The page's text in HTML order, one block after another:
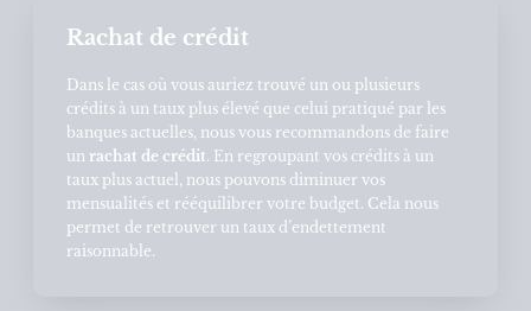
Rachat de crédit
Dans le cas où vous auriez trouvé un ou plusieurs
crédits à un taux plus élevé que celui pratiqué par les
banques actuelles, nous vous recommandons de faire
un rachat de crédit. En regroupant vos crédits à un
taux plus actuel, nous pouvons diminuer vos
mensualités et rééquilibrer votre budget. Cela nous
permet de retrouver un taux d’endettement
raisonnable.